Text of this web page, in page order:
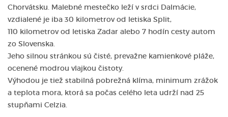
Chorvátsku. Malebné mestečko leží v srdci Dalmácie,
vzdialené je iba 30 kilometrov od letiska Split,
110 kilometrov od letiska Zadar alebo 7 hodín cesty autom
zo Slovenska.
Jeho silnou stránkou sú čisté, prevažne kamienkové pláže,
ocenené modrou vlajkou čistoty.
Výhodou je tiež stabilná pobrežná klíma, minimum zrážok
a teplota mora, ktorá sa počas celého leta udrží nad 25
stupňami Celzia.